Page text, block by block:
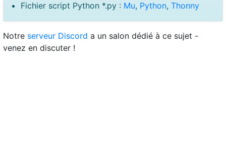
Fichier script Python *.py : Mu, Python, Thonny
Notre serveur Discord a un salon dédié à ce sujet -
venez en discuter !